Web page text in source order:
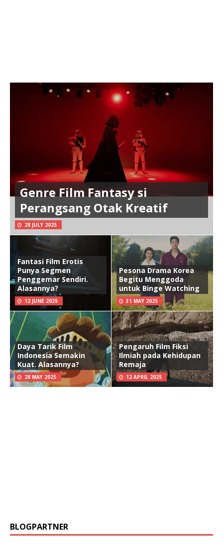
Genre Film Fantasy si
Perangsang Otak Kreatif
28 JULY 2025
Fantasi Film Erotis
Punya Segmen
Penggemar Sendiri.
Alasannya?
12 JUNE 2025
Pesona Drama Korea
Begitu Menggoda
untuk Binge Watching
31 MAY 2025
Daya Tarik Film
Indonesia Semakin
Kuat. Alasannya?
28 MAY 2025
Pengaruh Film Fiksi
Ilmiah pada Kehidupan
Remaja
12 APRIL 2025
BLOGPARTNER